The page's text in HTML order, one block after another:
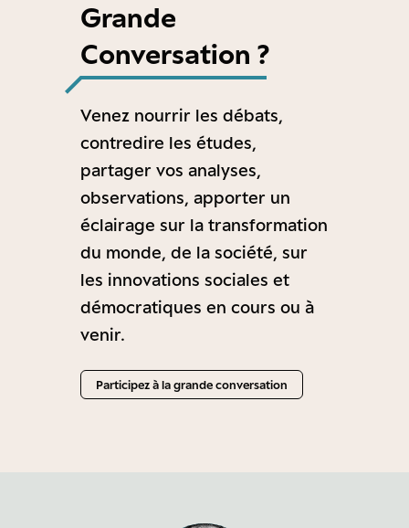
Grande
Conversation ?
Venez nourrir les débats,
contredire les études,
partager vos analyses,
observations, apporter un
éclairage sur la transformation
du monde, de la société, sur
les innovations sociales et
démocratiques en cours ou à
venir.
Participez à la grande conversation